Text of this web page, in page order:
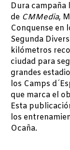
Dura
de CMMedia,
Conquense en
Segunda
kilómetros
ciudad para
grandes
los Camps
que marca el
Esta
los
Ocaña.